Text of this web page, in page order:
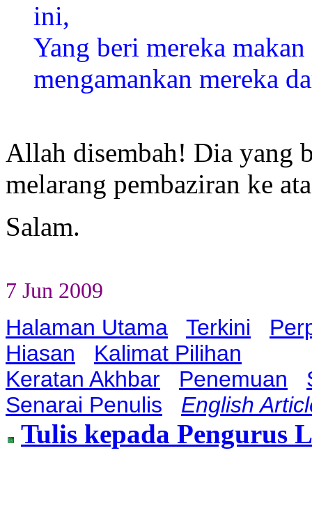
ini,
Yang beri mereka
mengamankan mereka
Allah disembah! Dia yang
melarang pembaziran ke
Salam.
7 Jun 2009
Halaman Utama Terkini
Hiasan
Kalimat Pilihan
Keratan Akhbar
Penemuan
Senarai Penulis
English
Tulis kepada Pengurus